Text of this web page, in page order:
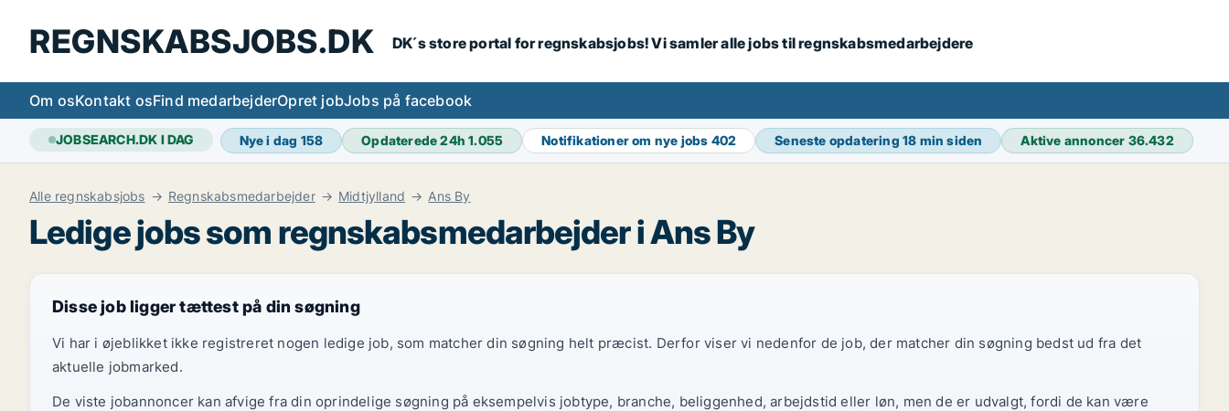
REGNSKABSJOBS.DK DK´s store portal for regnskabsjobs! Vi samler alle jobs til regnskabsmedarbejdere
Om osKontakt osFind medarbejderOpret jobJobs på facebook
JOBSEARCH.DK I DAG Nye i dag 158 Opdaterede 24h1.055 Notifikationer om nye jobs 402 Seneste opdatering18 min siden Aktive annoncer 36.432
Alle regnskabsjobs Regnskabsmedarbejder Midtjylland Ans By
Ledige jobs som regnskabsmedarbejder i Ans By
Disse job ligger tættest på din søgning
Vi har i øjeblikket ikke registreret nogen ledige job, som matcher din søgning helt præcist. Derfor viser vi nedenfor de job, der matcher din søgning bedst ud fra det
aktuelle jobmarked.
De viste jobannoncer kan afvige fra din oprindelige søgning på eksempelvis jobtype, branche, beliggenhed, arbejdstid eller løn, men de er udvalgt, fordi de kan være